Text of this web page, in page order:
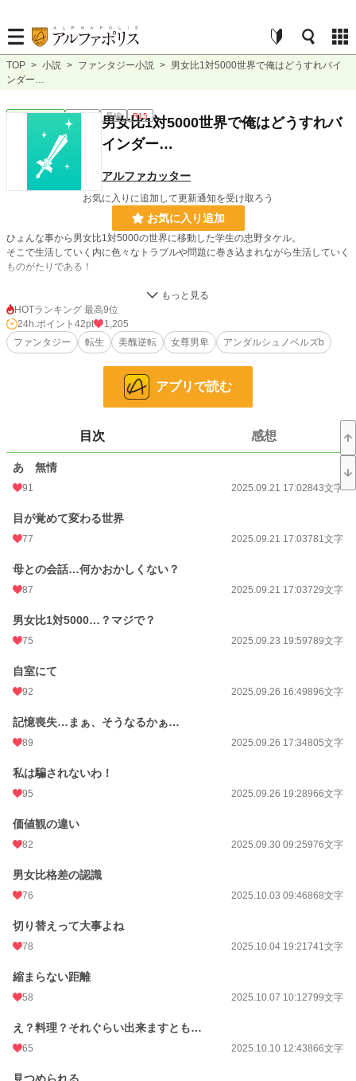
TOP > 小説 > ファンタジー小説 > 男女比1対5000世界で俺はどうすれバイ
ンダー…
ファンタジー 連載中 長編 R15
男女比1対5000世界で俺はどうすれバ
インダー…
アルファカッター
お気に入りに追加して更新通知を受け取ろう
お気に入り追加
ひょんな事から男女比1対5000の世界に移動した学生の忠野タケル。
そこで生活していく内に色々なトラブルや問題に巻き込まれながら生活していく
ものがたりである！
17,433 位 / 228,788 件
ファンタジー 2,992 位 / 53,315 件
お気に入り
2025.10.26 09:52
初回公開日時
月間ポイント 799 pt (27,316 位)
HOTランキング 最高9位
24h.ポイント 42pt
1,205
ファンタジー
転生 美醜逆転 女尊男卑 アンダルシュノベルズb
アプリで読む
目次 感想
あゝ無情
91 2025.09.21 17:02843文字
目が覚めて変わる世界
77 2025.09.21 17:03781文字
母との会話…何かおかしくない？
87 2025.09.21 17:03729文字
男女比1対5000…？マジで？
75 2025.09.23 19:59789文字
自室にて
92 2025.09.26 16:49896文字
記憶喪失…まぁ、そうなるかぁ…
89 2025.09.26 17:34805文字
私は騙されないわ！
95 2025.09.26 19:28966文字
価値観の違い
82 2025.09.30 09:25976文字
男女比格差の認識
76 2025.10.03 09:46868文字
切り替えって大事よね
78 2025.10.04 19:21741文字
縮まらない距離
58 2025.10.07 10:12799文字
え？料理？それぐらい出来ますとも…
65 2025.10.10 12:43866文字